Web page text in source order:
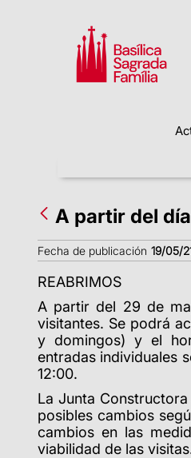
A partir del
Fecha de publicación 19/05/
REABRIMOS
A partir del 29 de
visitantes. Se podrá
y domingos) y el
entradas individuales
12:00.
La Junta
posibles cambios
cambios en las
viabilidad de las